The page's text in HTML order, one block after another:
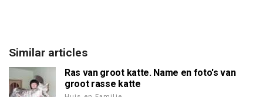
Similar articles
Ras van groot katte. Name en foto's van
groot rasse katte